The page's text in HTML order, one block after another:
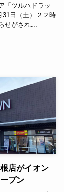
「ツルハドラッ
31日（土）２２時
せがされ...
店がイオン
プン